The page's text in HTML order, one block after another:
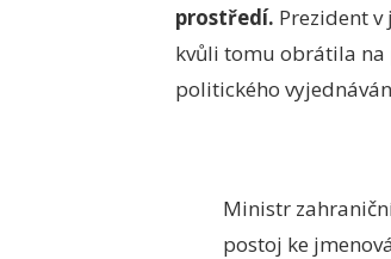
prostředí. Prezident
kvůli tomu obrátila na
politického
Ministr
postoj ke